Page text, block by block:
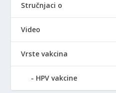
Stručnjaci o
Video
Vrste vakcina
HPV vakcine